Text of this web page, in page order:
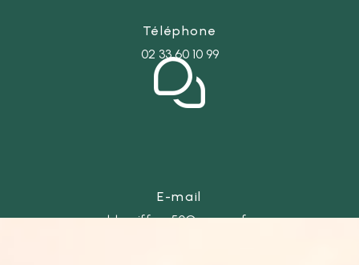
Téléphone
02 33 60 10 99
E-mail
ld-coiffure50@orange.fr